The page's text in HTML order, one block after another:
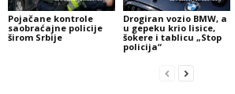
Pojačane kontrole
saobraćajne policije
širom Srbije
Drogiran vozio BMW, a
u gepeku krio lisice,
šokere i tablicu „Stop
policija“